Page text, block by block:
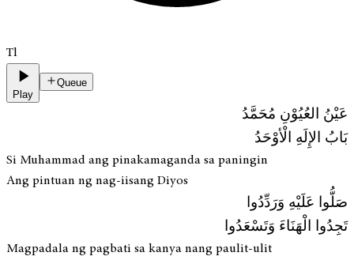
Tl
Play
Queue
عَيْنُ العُيُوْنِ مُحَمَّدُ
بَابُ الإِلَهِ الْأوْحَدُ
Si Muhammad ang pinakamaganda sa paningin
Ang pintuan ng nag-iisang Diyos
صَلُّوا عَلَيْهِ وَرَدِّدُوا
تَجِدُوا الْهَنَاءَ وَتَسْعَدُوا
Magpadala ng pagbati sa kanya nang paulit-ulit